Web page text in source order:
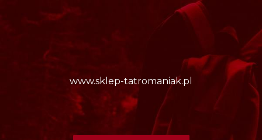
www.sklep-tatromaniak.pl